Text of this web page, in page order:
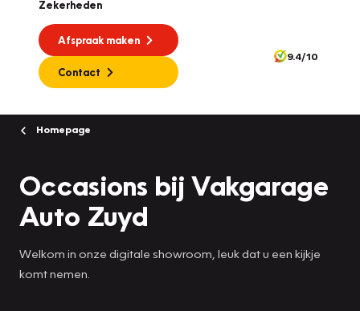
Zekerheden
Afspraak maken
Contact
9.4/10
Homepage
Occasions bij Vakgarage
Auto Zuyd
Welkom in onze digitale showroom, leuk dat u een kijkje
komt nemen.